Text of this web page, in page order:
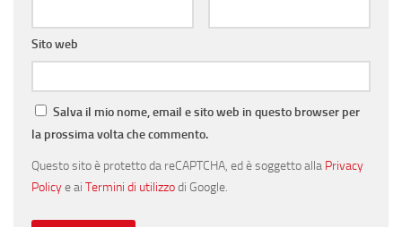
Sito web
Salva il mio nome, email e sito web in questo browser per
la prossima volta che commento.
Questo sito è protetto da reCAPTCHA, ed è soggetto alla Privacy
Policye ai Termini di utilizzodi Google.